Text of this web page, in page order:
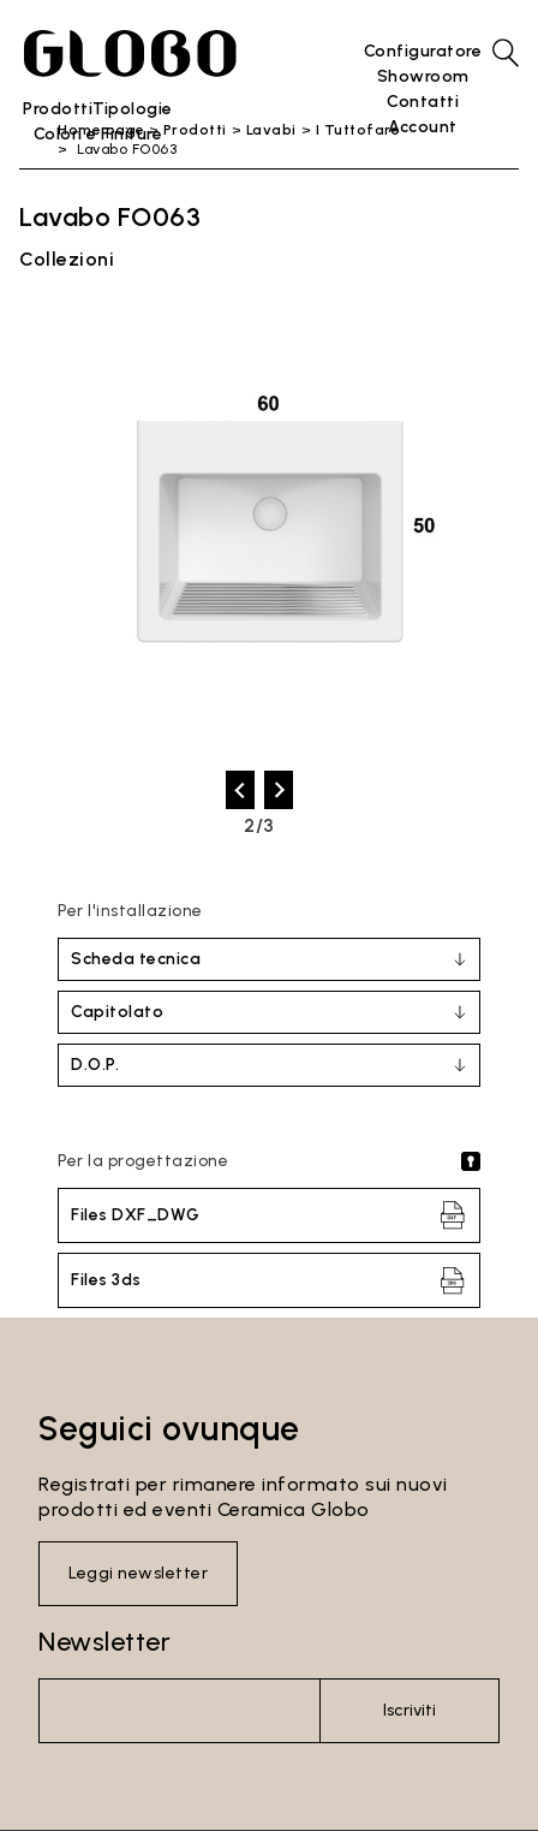
ProdottiTipologie
Colori e Finiture
Configuratore
Showroom
Contatti
Account
Home page Prodotti Lavabi
I Tuttofare
Lavabo FO063
Lavabo FO063
Collezioni
2/3
Per l'installazione
Scheda tecnica
Capitolato
D.O.P.
Per la progettazione
Files DXF_DWG
Files 3ds
Email*
Seguici ovunque
Registrati per rimanere informato sui nuovi
prodotti ed eventi Ceramica Globo
Leggi newsletter
Newsletter
Iscriviti